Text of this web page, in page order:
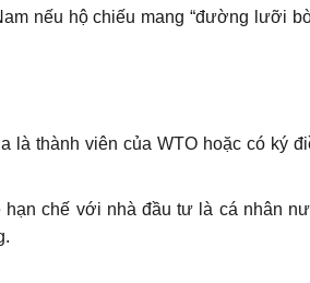
nếu hộ chiếu mang “đường lưỡi
thành viên của WTO hoặc có ký
chế với nhà đầu tư là cá nhân